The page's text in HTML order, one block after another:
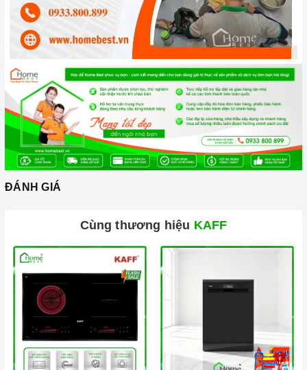
2. Một số lưu ý khi sử dụng sản phẩm
Sử dụng đúng chất tẩy rửa: Máy sử dụng các chất tẩy rửa
chuyên dụng, không gây hại cho máy. Bạn nên sử dụng bột rửa
chén, viên rửa chén hoặc muối rửa chén theo hướng dẫn của
nhà sản xuất.
Sắp xếp bát đĩa đúng cách: Trước khi cho bát đĩa vàomáy rửa
, bạn cần sắp xếp chúng đúng cách để bát đĩa được rửa
sạch và khô ráo hoàn toàn. Bạn cần chú ý:
Loại bỏ thức ăn thừa khỏi bát đĩa trước khi cho vào
Lựa chọn chương trình rửa phù hợp: Mỗi chương trình rửa có
một mục đích và thời gian khác nhau. Bạn nên lựa chọn
chương trình rửa phù hợp với lượng và mức độ bẩn của bát
Vệ sinh máy định kỳ: Bạn nên vệ sinhmáy rửa chén
định kỳ để
loại bỏ cặn bẩn, ngăn ngừa vi khuẩn phát triển. Bạn có thể vệ
ĐÁNH GIÁ
Cùng thương hiệu KAFF